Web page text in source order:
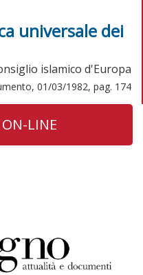
universale dei
islamico d'Europa
01/03/1982, pag. 174
LINE